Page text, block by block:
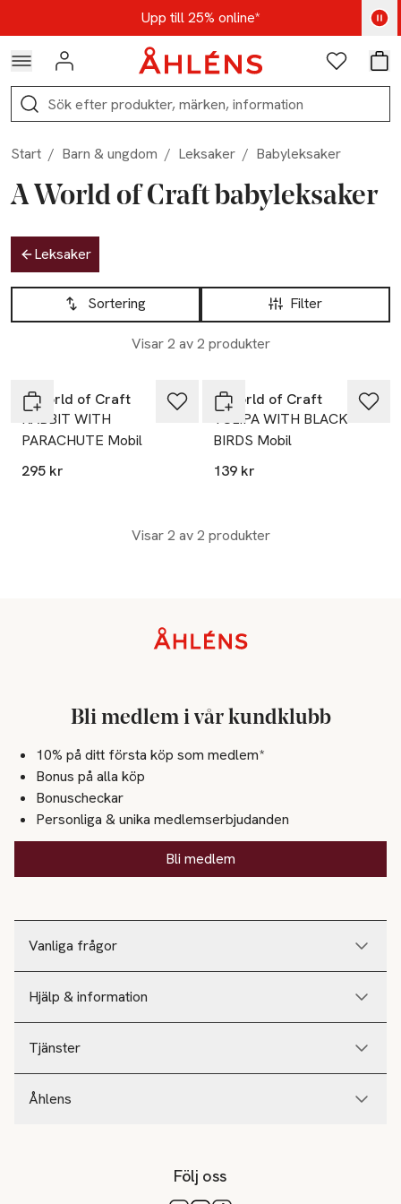
Hoppa till navigationsmenynUpp till 25% online*
Kod: AUG25 - Shoppa nu
Logga in Favoriter
Sök
Start / Barn & ungdom / Leksaker / Babyleksaker
A World of Craft babyleksaker
Hoppa till produktsidan
Leksaker
Hoppa till produktsidan
Filter
Sortering
Visar 2 av 2 produkter
Lista över produkter
A World of Craft
RABBIT WITH
PARACHUTE Mobil
295 kr
A World of Craft
TULIPA WITH BLACK
BIRDS Mobil
139 kr
Visar 2 av 2 produkter
Vanliga frågor
Hjälp & information
Tjänster
Åhlens
Bli medlem i vår kundklubb
10% på ditt första köp som medlem*
Bonus på alla köp
Bonuscheckar
Personliga & unika medlemserbjudanden
Bli medlem
Följ oss